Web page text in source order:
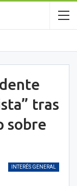
tras
sobre
INTERÉS GENERAL